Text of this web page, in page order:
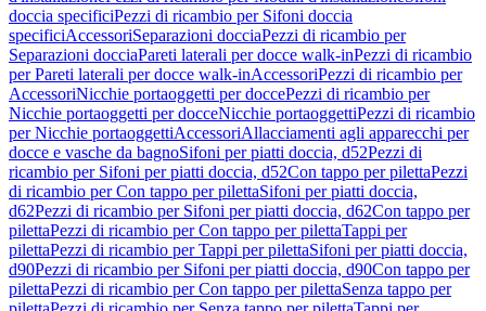
doccia specificiPezzi di ricambio per Sifoni doccia
specificiAccessoriSeparazioni docciaPezzi di ricambio per
Separazioni docciaPareti laterali per docce walk-inPezzi di ricambio
per Pareti laterali per docce walk-inAccessoriPezzi di ricambio per
AccessoriNicchie portaoggetti per doccePezzi di ricambio per
Nicchie portaoggetti per docceNicchie portaoggettiPezzi di ricambio
per Nicchie portaoggettiAccessoriAllacciamenti agli apparecchi per
docce e vasche da bagnoSifoni per piatti doccia, d52Pezzi di
ricambio per Sifoni per piatti doccia, d52Con tappo per pilettaPezzi
di ricambio per Con tappo per pilettaSifoni per piatti doccia,
d62Pezzi di ricambio per Sifoni per piatti doccia, d62Con tappo per
pilettaPezzi di ricambio per Con tappo per pilettaTappi per
pilettaPezzi di ricambio per Tappi per pilettaSifoni per piatti doccia,
d90Pezzi di ricambio per Sifoni per piatti doccia, d90Con tappo per
pilettaPezzi di ricambio per Con tappo per pilettaSenza tappo per